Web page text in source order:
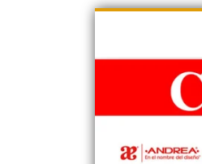
Skip